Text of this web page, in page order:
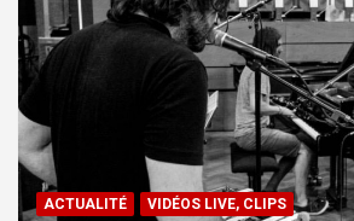
ACTUALITÉ VIDÉOS LIVE, CLIPS